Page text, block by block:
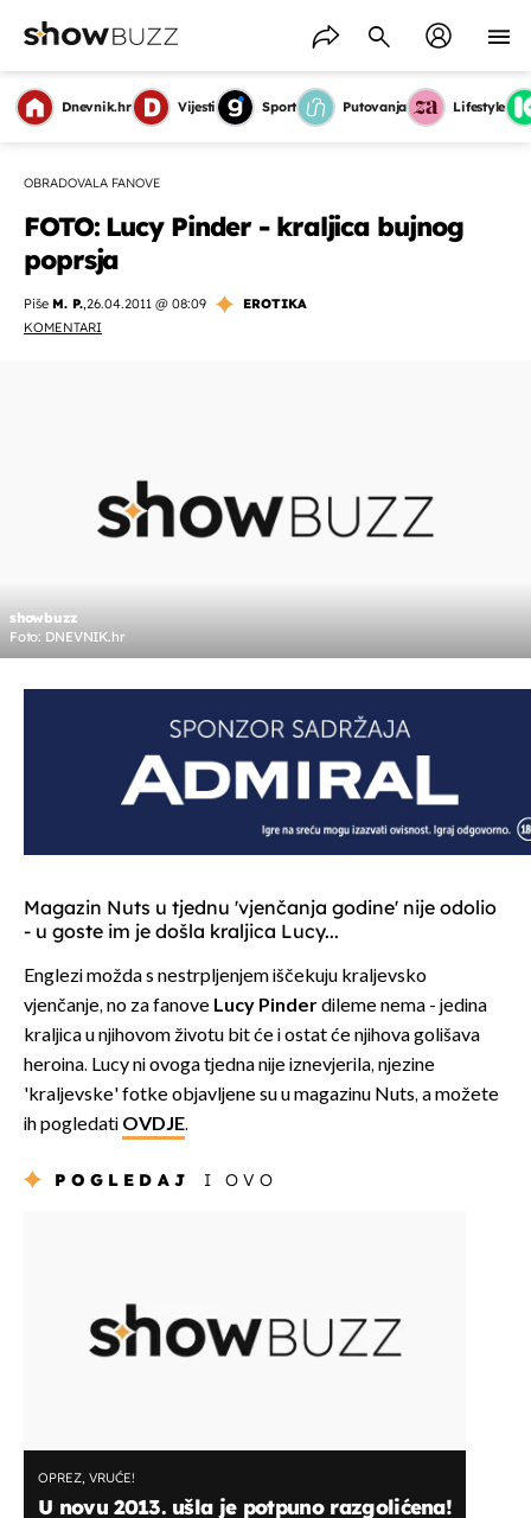
Dnevnik.hr Vijesti Sport Putovanja Lifestyle
OBRADOVALA FANOVE
FOTO: Lucy Pinder - kraljica bujnog
poprsja
Piše M. P.,26.04.2011 @ 08:09
EROTIKA
KOMENTARI
showbuzz
Foto: DNEVNIK.hr
Magazin Nuts u tjednu 'vjenčanja godine' nije odolio
- u goste im je došla kraljica Lucy...
Englezi možda s nestrpljenjem iščekuju kraljevsko
vjenčanje, no za fanove Lucy Pinderdileme nema - jedina
kraljica u njihovom životu bit će i ostat će njihova golišava
heroina. Lucy ni ovoga tjedna nije iznevjerila, njezine
'kraljevske' fotke objavljene su u magazinu Nuts, a možete
ih pogledati OVDJE.
POGLEDAJ I OVO
OPREZ, VRUĆE!
U novu 2013. ušla je potpuno razgolićena!